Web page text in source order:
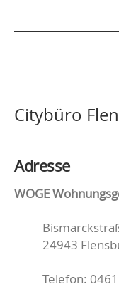
Citybüro
Adresse
WOGE
24943
Telefon: